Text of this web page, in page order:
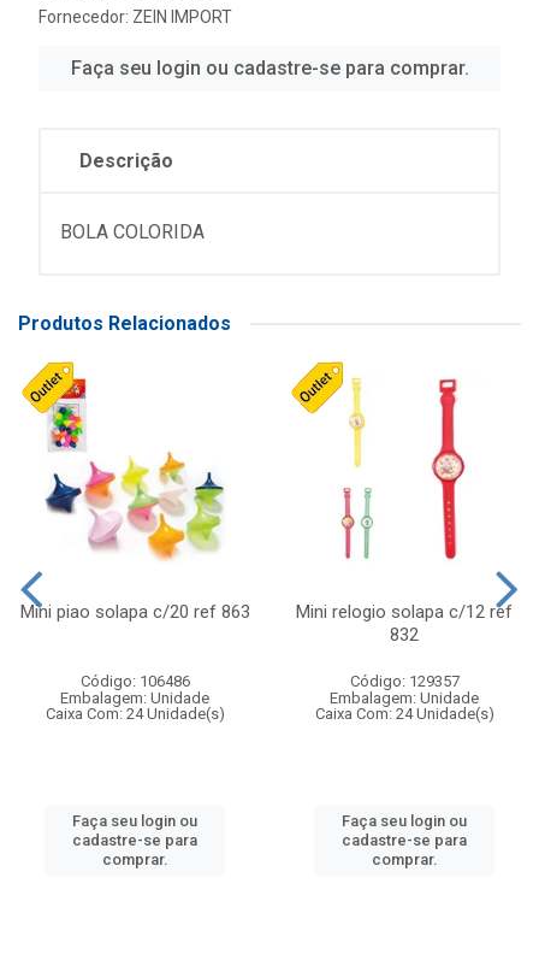
Fornecedor: ZEIN IMPORT
Faça seu login ou cadastre-se para comprar.
Descrição
BOLA COLORIDA
Produtos Relacionados
Mini piao solapa c/20 ref 863
Código: 106486
Embalagem: Unidade
Caixa Com: 24 Unidade(s)
Faça seu login ou
cadastre-se para
comprar.
Mini relogio solapa c/12 ref
832
Código: 129357
Embalagem: Unidade
Caixa Com: 24 Unidade(s)
Faça seu login ou
cadastre-se para
comprar.